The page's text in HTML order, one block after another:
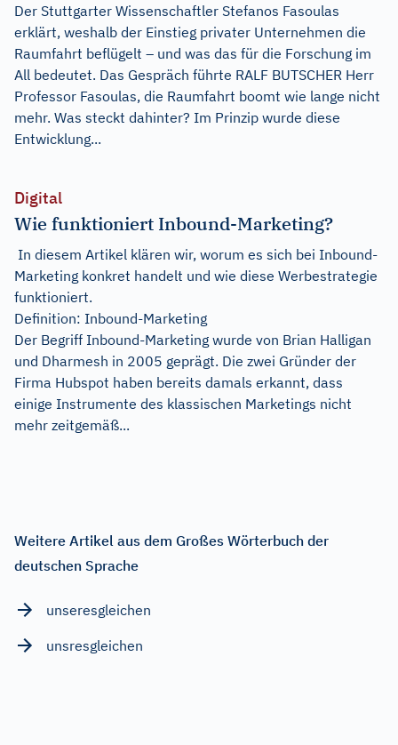
Der Stuttgarter Wissenschaftler Stefanos Fasoulas
erklärt, weshalb der Einstieg privater Unternehmen die
Raumfahrt beflügelt – und was das für die Forschung im
All bedeutet. Das Gespräch führte RALF BUTSCHER Herr
Professor Fasoulas, die Raumfahrt boomt wie lange nicht
mehr. Was steckt dahinter? Im Prinzip wurde diese
Entwicklung...
Digital
Wie funktioniert Inbound-Marketing?
In diesem Artikel klären wir, worum es sich bei Inbound-
Marketing konkret handelt und wie diese Werbestrategie
funktioniert.
Definition: Inbound-Marketing
Der Begriff Inbound-Marketing wurde von Brian Halligan
und Dharmesh in 2005 geprägt. Die zwei Gründer der
Firma Hubspot haben bereits damals erkannt, dass
einige Instrumente des klassischen Marketings nicht
mehr zeitgemäß...
Weitere Artikel aus dem Großes Wörterbuch der
deutschen Sprache
unseresgleichen
unsresgleichen